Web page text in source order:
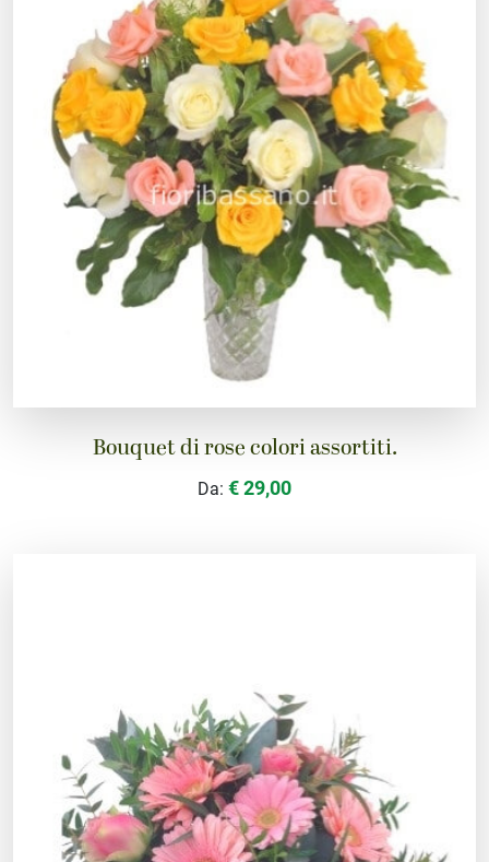
Bouquet di rose colori assortiti.
Da: € 29,00